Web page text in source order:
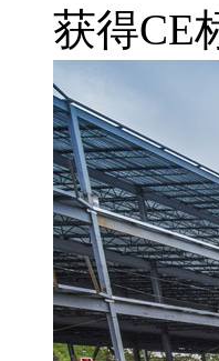
获得CE